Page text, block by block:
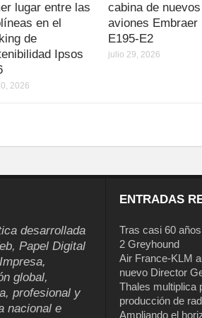
lugar entre las
en el
de
Ipsos
2026
cabina de nuevos
aviones Embraer
E195-E2
julio 29, 2026
desarrollada
Papel Digital
global,
profesional y
nacional e
ENTRADAS
Tras casi 60
2 Greyhound
Air France-KLM
nuevo Director
Thales multiplica
producción de
Ampliando el